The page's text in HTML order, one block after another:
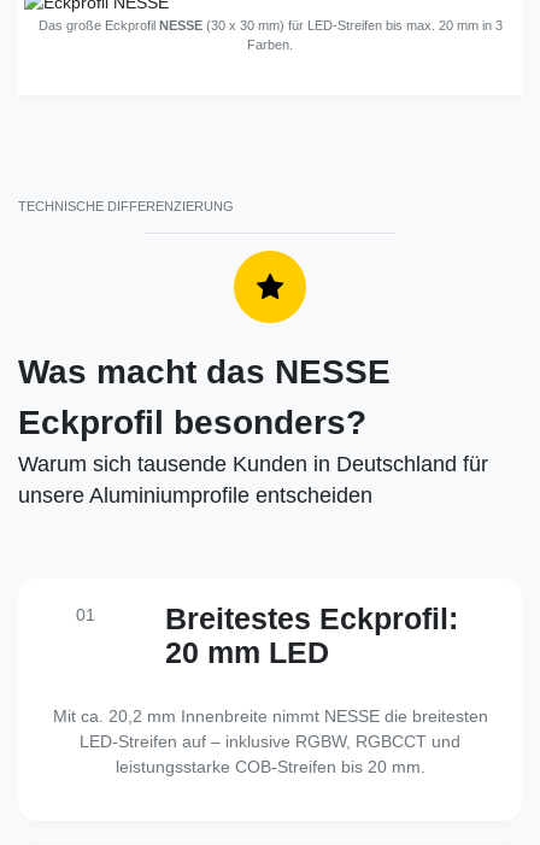
Das große Eckprofil NESSE(30 x 30 mm) für LED-Streifen bis max. 20 mm in 3
Farben.
TECHNISCHE DIFFERENZIERUNG
Was macht das NESSE
Eckprofil besonders?
Warum sich tausende Kunden in Deutschland für
unsere Aluminiumprofile entscheiden
01
Breitestes Eckprofil:
20 mm LED
Mit ca. 20,2 mm Innenbreite nimmt NESSE die breitesten
LED-Streifen auf – inklusive RGBW, RGBCCT und
leistungsstarke COB-Streifen bis 20 mm.